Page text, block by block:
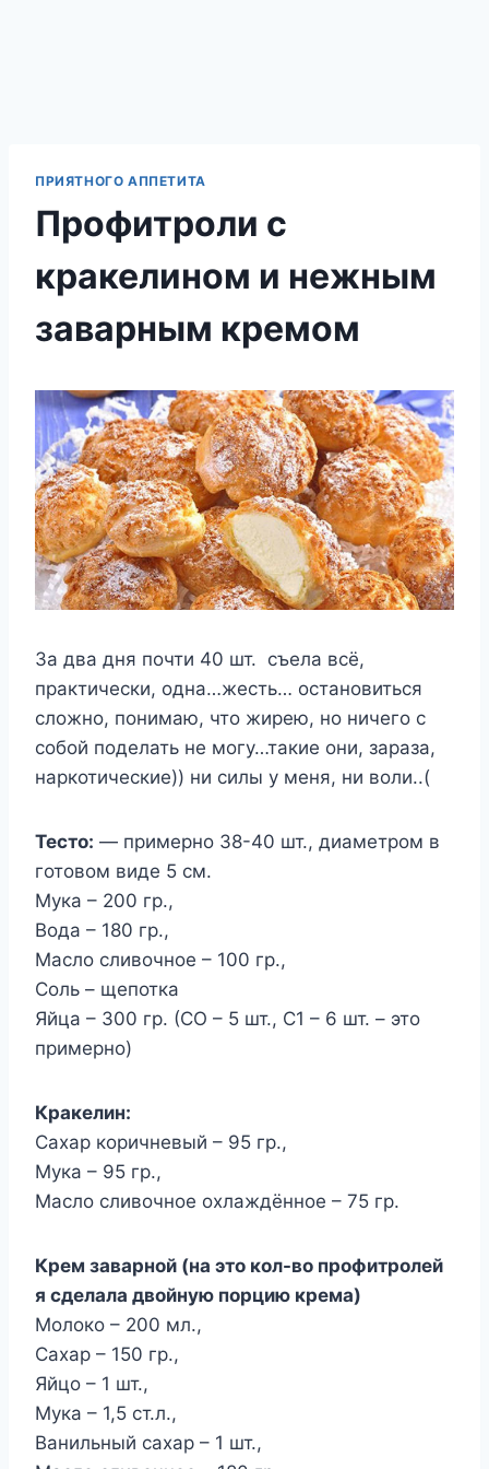
ПРИЯТНОГО АППЕТИТА
Профитроли с
кракелином и нежным
заварным кремом
За два дня почти 40 шт. съела всё,
практически, одна…жесть… остановиться
сложно, понимаю, что жирею, но ничего с
собой поделать не могу…такие они, зараза,
наркотические)) ни силы у меня, ни воли..(
Тесто: — примерно 38-40 шт., диаметром в
готовом виде 5 см.
Мука – 200 гр.,
Вода – 180 гр.,
Масло сливочное – 100 гр.,
Соль – щепотка
Яйца – 300 гр. (СО – 5 шт., С1 – 6 шт. – это
примерно)
Кракелин:
Сахар коричневый – 95 гр.,
Мука – 95 гр.,
Масло сливочное охлаждённое – 75 гр.
Крем заварной (на это кол-во профитролей
я сделала двойную порцию крема)
Молоко – 200 мл.,
Сахар – 150 гр.,
Яйцо – 1 шт.,
Мука – 1,5 ст.л.,
Ванильный сахар – 1 шт.,